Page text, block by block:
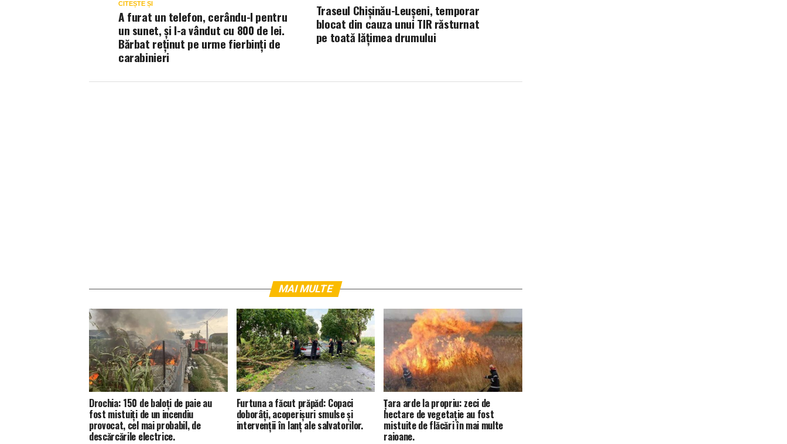
Traseul Chişinău-Leuşeni, temporar
blocat din cauza unui TIR răsturnat
pe toată lăţimea drumului
CITEȘTE ȘI
A furat un telefon, cerându-l pentru
un sunet, și l-a vândut cu 800 de lei.
Bărbat reținut pe urme fierbinți de
carabinieri
MAI MULTE
Drochia: 150 de baloți de paie au
fost mistuiți de un incendiu
provocat, cel mai probabil, de
descărcările electrice.
Furtuna a făcut prăpăd: Copaci
doborâți, acoperișuri smulse și
intervenții în lanț ale salvatorilor.
Țara arde la propriu: zeci de
hectare de vegetație au fost
mistuite de flăcări în mai multe
raioane.